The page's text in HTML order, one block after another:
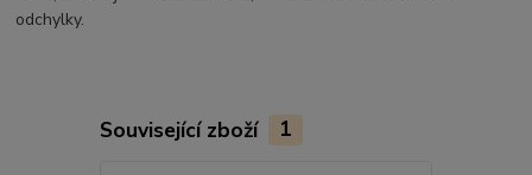
odchylky.
Související zboží 1